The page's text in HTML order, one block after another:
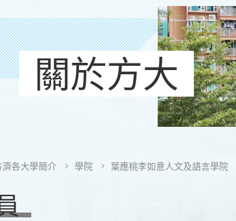
關於方大
濟各大學簡介 學院 葉應桃李如意人文及語言學院